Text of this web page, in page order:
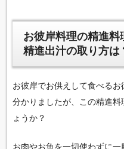
お彼岸料理の精進料
精進出汁の取り方は
お彼岸でお供えして食べる
分かりましたが、この精進
ょうか？
お肉やお魚を一切使わずに